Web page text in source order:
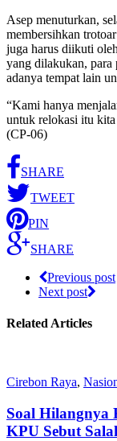
Asep menuturkan,
membersihkan
juga harus diikuti
yang dilakukan, para
adanya tempat lain
“Kami hanya
untuk relokasi itu
(CP-06)
SHARE
TWEET
PIN
SHARE
Previous post
Next post
Related Articles
Cirebon Raya,
Soal Hilangnya
KPU Sebut